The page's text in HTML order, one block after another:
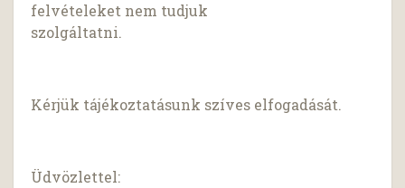
felvételeket nem tudjuk
szolgáltatni.
Kérjük tájékoztatásunk szíves elfogadását.
Üdvözlettel: